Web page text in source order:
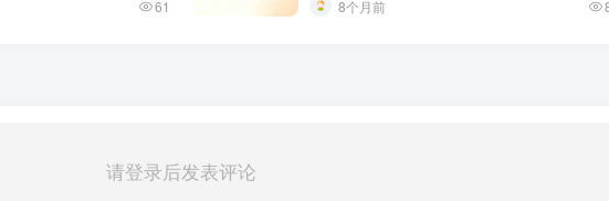
61 8个月前
请登录后发表评论